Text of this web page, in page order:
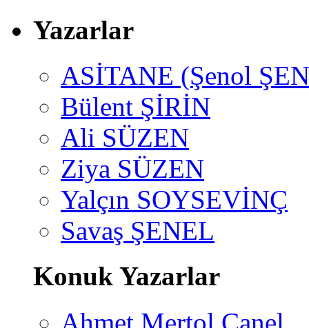
Yazarlar
ASİTANE (Şenol
Bülent ŞİRİN
Ali SÜZEN
Ziya SÜZEN
Yalçın SOYSEVİNÇ
Savaş ŞENEL
Konuk Yazarlar
Ahmet Mertol Canel